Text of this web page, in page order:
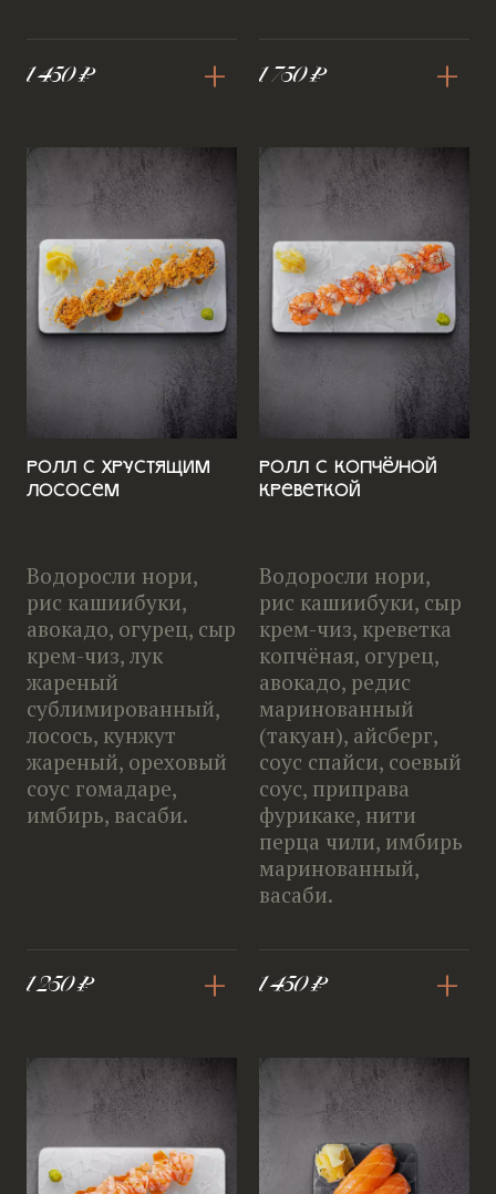
1 450 ₽ + 1 750 ₽ +
Ролл с хрустящим
лососем
Водоросли нори,
рис кашиибуки,
авокадо, огурец, сыр
крем-чиз, лук
жареный
сублимированный,
лосось, кунжут
жареный, ореховый
соус гомадаре,
имбирь, васаби.
1 250 ₽ +
Ролл с копчёной
креветкой
Водоросли нори,
рис кашиибуки, сыр
крем-чиз, креветка
копчёная, огурец,
авокадо, редис
маринованный
(такуан), айсберг,
соус спайси, соевый
соус, приправа
фурикаке, нити
перца чили, имбирь
маринованный,
васаби.
1 450 ₽ +